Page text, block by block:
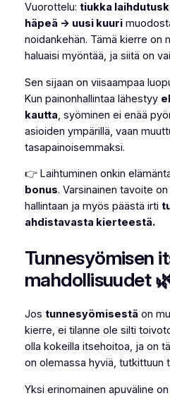
Vuorottelu: tiukka
häpeä → uusi kuuri
noidankehän. Tämä kierre on
haluaisi myöntää, ja siitä on
Sen sijaan on viisaampaa
Kun painonhallintaa lähestyy
kautta , syöminen ei enää
asioiden ympärillä, vaan
tasapainoisemmaksi.
👉 Laihtuminen onkin
bonus. Varsinainen tavoite
hallintaan ja myös päästä irti
ahdistavasta kierteestä.
Tunnesyömisen
mahdollisuudet
Jos tunnesyömisestä on
kierre, ei tilanne ole silti
olla kokeilla itsehoitoa, ja on
on olemassa hyviä, tutkittuun
Yksi erinomainen apuväline on